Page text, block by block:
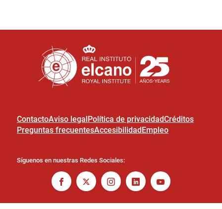
ContactoAviso legalPolítica de privacidadCréditos
Preguntas frecuentesAccesibilidadEmpleo
Síguenos en nuestras Redes Sociales: